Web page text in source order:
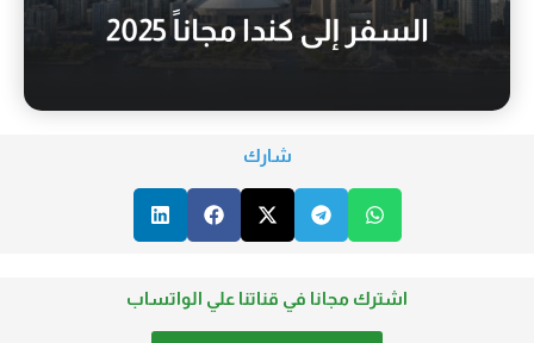
شارك
اشترك مجانا في قناتنا علي الواتساب